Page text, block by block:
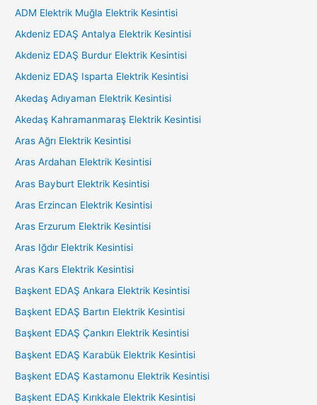
ADM Elektrik Muğla Elektrik Kesintisi
Akdeniz EDAŞ Antalya Elektrik Kesintisi
Akdeniz EDAŞ Burdur Elektrik Kesintisi
Akdeniz EDAŞ Isparta Elektrik Kesintisi
Akedaş Adıyaman Elektrik Kesintisi
Akedaş Kahramanmaraş Elektrik Kesintisi
Aras Ağrı Elektrik Kesintisi
Aras Ardahan Elektrik Kesintisi
Aras Bayburt Elektrik Kesintisi
Aras Erzincan Elektrik Kesintisi
Aras Erzurum Elektrik Kesintisi
Aras Iğdır Elektrik Kesintisi
Aras Kars Elektrik Kesintisi
Başkent EDAŞ Ankara Elektrik Kesintisi
Başkent EDAŞ Bartın Elektrik Kesintisi
Başkent EDAŞ Çankırı Elektrik Kesintisi
Başkent EDAŞ Karabük Elektrik Kesintisi
Başkent EDAŞ Kastamonu Elektrik Kesintisi
Başkent EDAŞ Kırıkkale Elektrik Kesintisi